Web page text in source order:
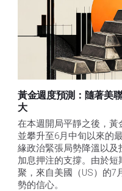
黃金週度預測：隨著美
大
在本週開局平靜之後，黃
並攀升至6月中旬以來的
緣政治緊張局勢降溫以及
加息押注的支撐。由於
聚，來自美國（US）的7
勢的信心。